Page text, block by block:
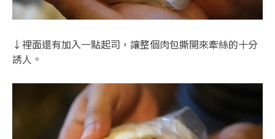
↓裡面還有加入一點起司，讓整個肉包撕開來牽絲的十分
誘人。